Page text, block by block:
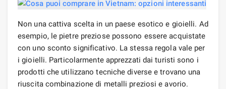
Non una cattiva scelta in un paese esotico e gioielli. Ad
esempio, le pietre preziose possono essere acquistate
con uno sconto significativo. La stessa regola vale per
i gioielli. Particolarmente apprezzati dai turisti sono i
prodotti che utilizzano tecniche diverse e trovano una
riuscita combinazione di metalli preziosi e avorio.